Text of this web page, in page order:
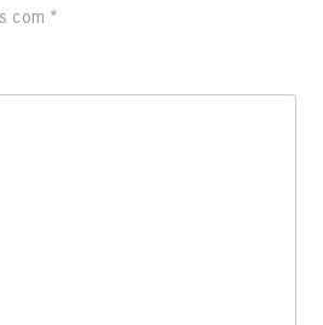
com *